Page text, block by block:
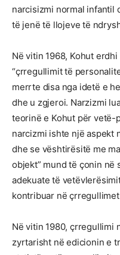
narcisizmi normal infantil
të jenë të llojeve të
Në vitin 1968, Kohut
“çrregullimit të
merrte disa nga idetë e
dhe u zgjeroi. Narzizmi
teorinë e Kohut për vetë-
narcizmi ishte një aspekt
dhe se vështirësitë me
objekt” mund të çonin në
adekuate të
kontribuar në
Në vitin 1980, çrregullimi
zyrtarisht në edicionin e